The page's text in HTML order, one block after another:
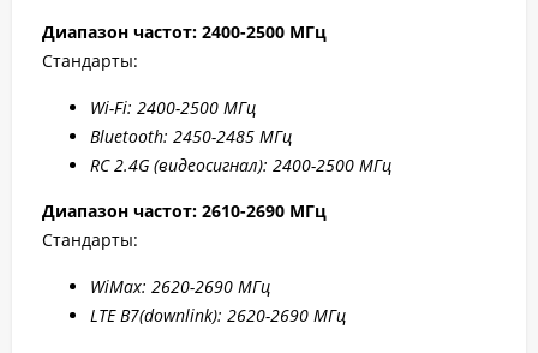
Диапазон частот: 2400-2500 МГц
Стандарты:
Wi-Fi: 2400-2500 МГц
Bluetooth: 2450-2485 МГц
RC 2.4G (видеосигнал): 2400-2500 МГц
Диапазон частот: 2610-2690 МГц
Стандарты:
WiMax: 2620-2690 МГц
LTE B7(downlink): 2620-2690 МГц